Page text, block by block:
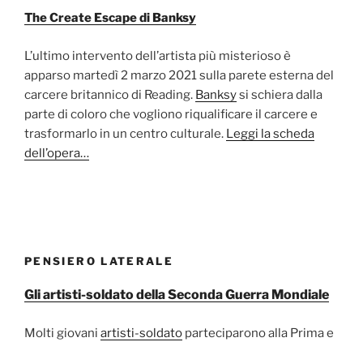
The Create Escape di Banksy
L’ultimo intervento dell’artista più misterioso è
apparso martedì 2 marzo 2021 sulla parete esterna del
carcere britannico di Reading. Banksysi schiera dalla
parte di coloro che vogliono riqualificare il carcere e
trasformarlo in un centro culturale. Leggi la scheda
dell’opera…
PENSIERO LATERALE
Gli artisti-soldato della Seconda Guerra Mondiale
Molti giovani artisti-soldato parteciparono alla Prima e